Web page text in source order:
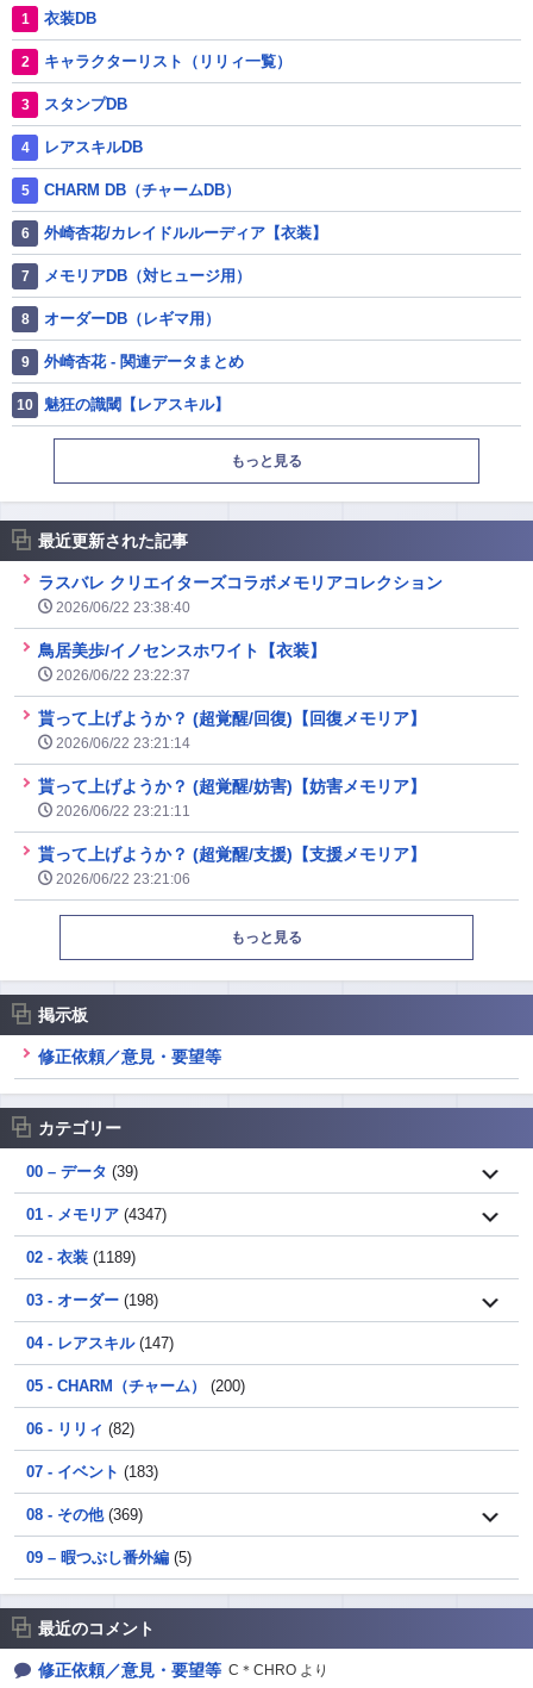
衣装DB
キャラクターリスト（リリィ一覧）
スタンプDB
レアスキルDB
CHARM DB（チャームDB）
外崎杏花/カレイドルルーディア【衣装】
メモリアDB（対ヒュージ用）
オーダーDB（レギマ用）
外崎杏花 - 関連データまとめ
魅狂の識閾【レアスキル】
もっと見る
最近更新された記事
ラスバレ クリエイターズコラボメモリアコレクション
2026/06/22 23:38:40
鳥居美歩/イノセンスホワイト【衣装】
2026/06/22 23:22:37
貰って上げようか？ (超覚醒/回復)【回復メモリア】
2026/06/22 23:21:14
貰って上げようか？ (超覚醒/妨害)【妨害メモリア】
2026/06/22 23:21:11
貰って上げようか？ (超覚醒/支援)【支援メモリア】
2026/06/22 23:21:06
もっと見る
掲示板
修正依頼／意見・要望等
カテゴリー
00 – データ (39)
01 - メモリア (4347)
02 - 衣装 (1189)
03 - オーダー (198)
04 - レアスキル(147)
05 - CHARM（チャーム） (200)
06 - リリィ (82)
07 - イベント (183)
08 - その他(369)
09 – 暇つぶし番外編 (5)
最近のコメント
修正依頼／意見・要望等 C＊CHRO より